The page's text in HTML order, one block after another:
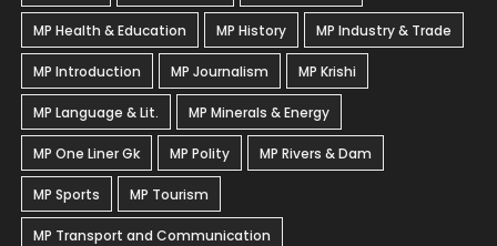
MP Health & Education MP History MP Industry & Trade
MP Introduction MP Journalism MP Krishi
MP Language & Lit. MP Minerals & Energy
MP One Liner Gk MP Polity MP Rivers & Dam
MP Sports MP Tourism
MP Transport and Communication